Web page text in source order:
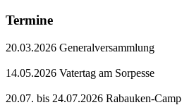
Termine
20.03.2026 Generalversammlung
14.05.2026 Vatertag am Sorpesse
20.07. bis 24.07.2026 Rabauken-Camp